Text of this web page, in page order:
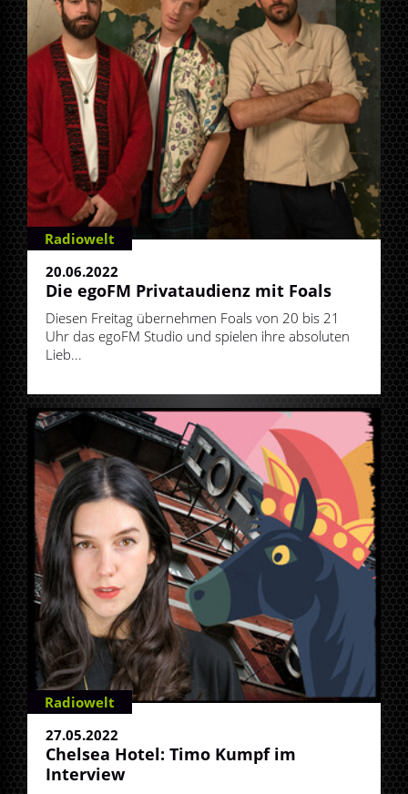
Radiowelt
20.06.2022
Die egoFM Privataudienz mit Foals
Diesen Freitag übernehmen Foals von 20 bis 21
Uhr das egoFM Studio und spielen ihre absoluten
Lieb...
Radiowelt
27.05.2022
Chelsea Hotel: Timo Kumpf im
Interview